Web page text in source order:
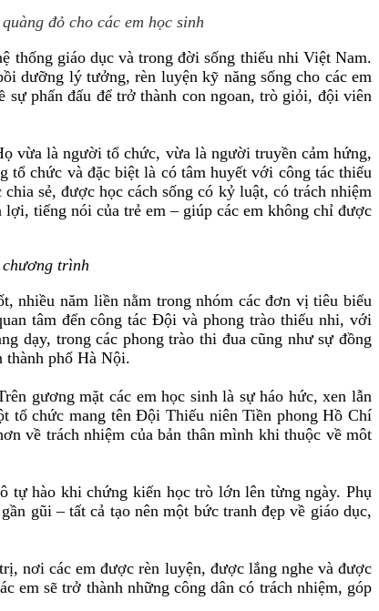
đỏ cho các em học sinh
giáo dục và trong đời sống thiếu nhi Việt Nam.
dưỡng lý tưởng, rèn luyện kỹ năng sống cho các em
phấn đấu để trở thành con ngoan, trò giỏi, đội viên
là người tổ chức, vừa là người truyền cảm hứng,
chức và đặc biệt là có tâm huyết với công tác thiếu
sẻ, được học cách sống có kỷ luật, có trách nhiệm
tiếng nói của trẻ em – giúp các em không chỉ được
trình
năm liền nằm trong nhóm các đơn vị tiêu biểu
tâm đến công tác Đội và phong trào thiếu nhi, với
dạy, trong các phong trào thi đua cũng như sự đồng
thành phố Hà Nội.
gương mặt các em học sinh là sự háo hức, xen lẫn
tổ chức mang tên Đội Thiếu niên Tiền phong Hồ Chí
về trách nhiệm của bản thân mình khi thuộc về môt
tự hào khi chứng kiến học trò lớn lên từng ngày. Phụ
gũi – tất cả tạo nên một bức tranh đẹp về giáo dục,
các em được rèn luyện, được lắng nghe và được
em sẽ trở thành những công dân có trách nhiệm, góp